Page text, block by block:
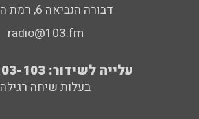
דבורה הנביאה 6, רמת השרון
radio@103.fm
עלייה לשידור: 0552-103-103
בעלות שיחה רגילה